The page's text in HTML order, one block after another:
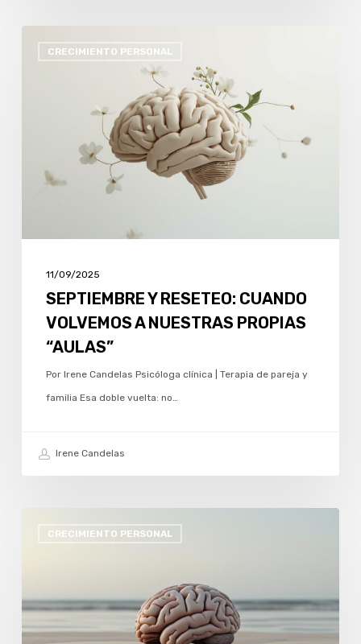
CRECIMIENTO PERSONAL
NUESTRAS
11/09/2025
SEPTIEMBRE Y RESETEO: CUANDO
VOLVEMOS A NUESTRAS PROPIAS
“AULAS”
Por Irene Candelas Psicóloga clínica | Terapia de pareja y
familia Esa doble vuelta: no…
Irene Candelas
CRECIMIENTO PERSONAL
CUANDO
TE
DA